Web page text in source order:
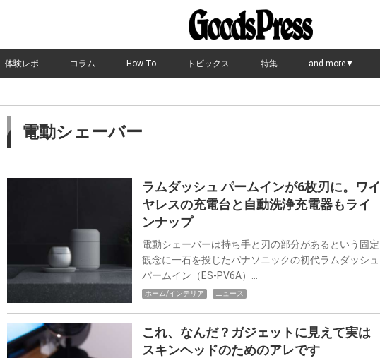
体験レポ コラム How To トピックス 特集 and more▼
電動シェーバー
ラムダッシュ パームインが6枚刃に。ワイ
ヤレスの充電台と自動洗浄充電器もライ
ンナップ
電動シェーバーは持ち手と刃の部分があるという固定
観念に一石を投じたパナソニックの初代ラムダッシュ
パームイン（ES-PV6A）…
ホーム/インテリア ニュース
これ、なんだ？ガジェットに見えて実は
スキンヘッドのためのアレです